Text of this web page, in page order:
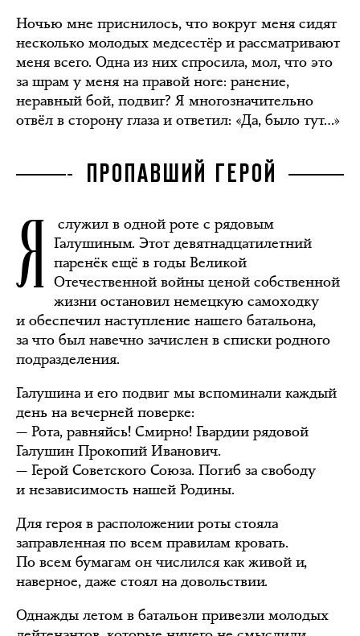
Ночью мне приснилось, что вокруг меня сидят
несколько молодых медсестёр и рассматривают
меня всего. Одна из них спросила, мол, что это
за шрам у меня на правой ноге: ранение,
неравный бой, подвиг? Я многозначительно
отвёл в сторону глаза и ответил: «Да, было тут…»
ПРОПАВШИЙ ГЕРОЙ
Я
служил в одной роте с рядовым
Галушиным. Этот девятнадцатилетний
паренёк ещё в годы Великой
Отечественной войны ценой собственной
жизни остановил немецкую самоходку
и обеспечил наступление нашего батальона,
за что был навечно зачислен в списки родного
подразделения.
Галушина и его подвиг мы вспоминали каждый
день на вечерней поверке:
— Рота, равняйсь! Смирно! Гвардии рядовой
Галушин Прокопий Иванович.
— Герой Советского Союза. Погиб за свободу
и независимость нашей Родины.
Для героя в расположении роты стояла
заправленная по всем правилам кровать.
По всем бумагам он числился как живой и,
наверное, даже стоял на довольствии.
Однажды летом в батальон привезли молодых